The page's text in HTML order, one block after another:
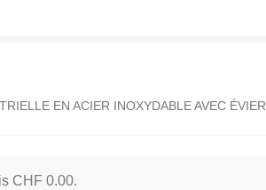
EN ACIER INOXYDABLE AVEC ÉVIER
CHF 0.00.